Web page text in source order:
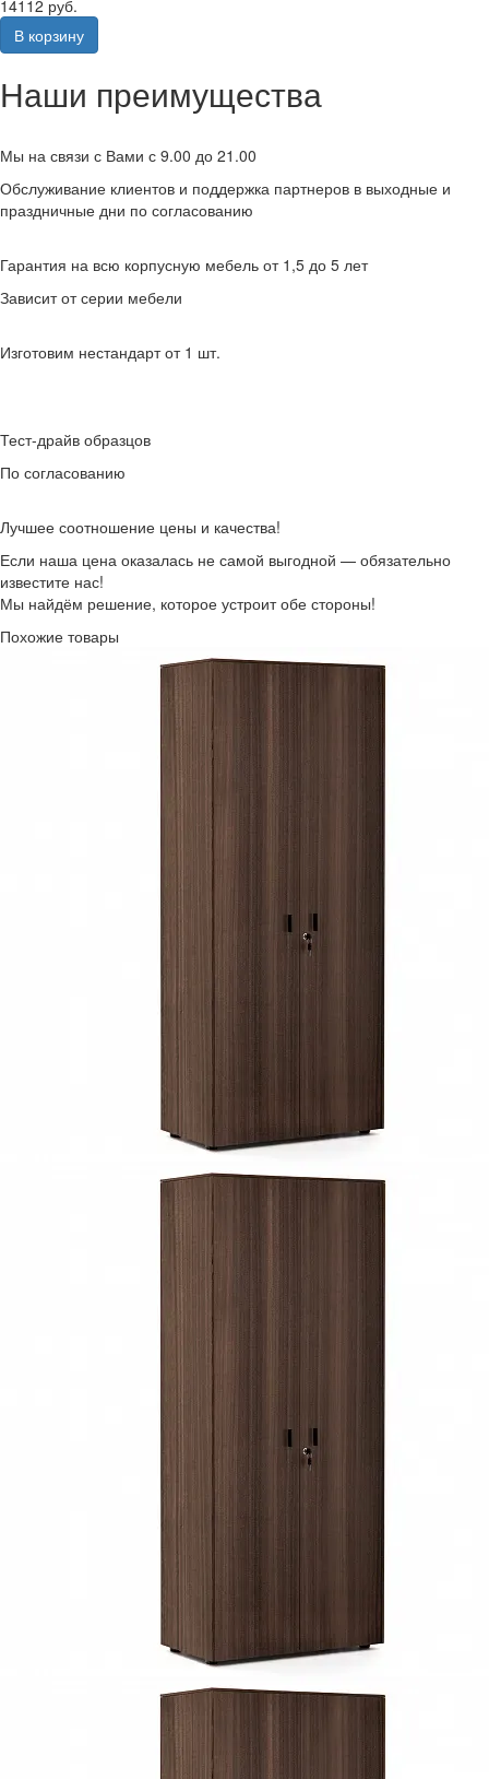
14112 руб.
В корзину
Наши преимущества
Мы на связи с Вами с 9.00 до 21.00
Обслуживание клиентов и поддержка партнеров в выходные и
праздничные дни по согласованию
Гарантия на всю корпусную мебель от 1,5 до 5 лет
Зависит от серии мебели
Изготовим нестандарт от 1 шт.
Тест-драйв образцов
По согласованию
Лучшее соотношение цены и качества!
Если наша цена оказалась не самой выгодной — обязательно
известите нас!
Мы найдём решение, которое устроит обе стороны!
Похожие товары